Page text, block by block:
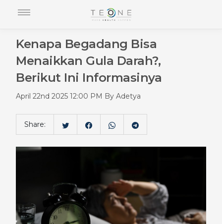
Kenapa Begadang Bisa
Menaikkan Gula Darah?,
Berikut Ini Informasinya
April 22nd 2025 12:00 PM By Adetya
Share: